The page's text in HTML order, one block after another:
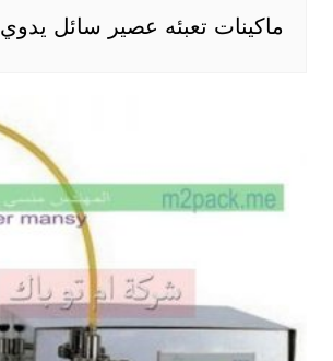
ماكينات تعبئه عصير سائل يدوي